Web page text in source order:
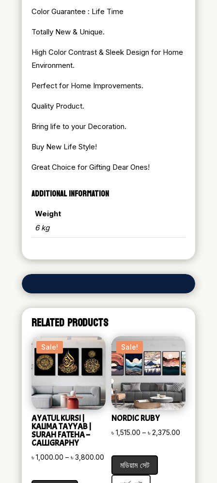
Color Guarantee : Life Time
Totally New & Unique.
High Color Contrast & Sleek Design for Home
Environment.
Perfect for Home Improvements.
Quality Product.
Bring life to your Decoration.
Buy New Life Style!
Great Choice for Gifting Dear Ones!
ADDITIONAL INFORMATION
Weight
6 kg
RELATED PRODUCTS
Sale!
AYATUL KURSI |
KALIMA TAYYAB |
SURAH FATEHA –
CALLIGRAPHY
৳ 1,000.00 – ৳ 3,800.00Price
range:
Sale!
NORDIC RUBY
৳1,515.00 – ৳2,375.00
মডিয়াম সেট